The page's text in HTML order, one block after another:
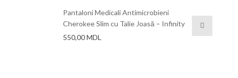
Pantaloni Medicali Antimicrobieni
Cherokee Slim cu Talie Joasă – Infinity
550,00MDL